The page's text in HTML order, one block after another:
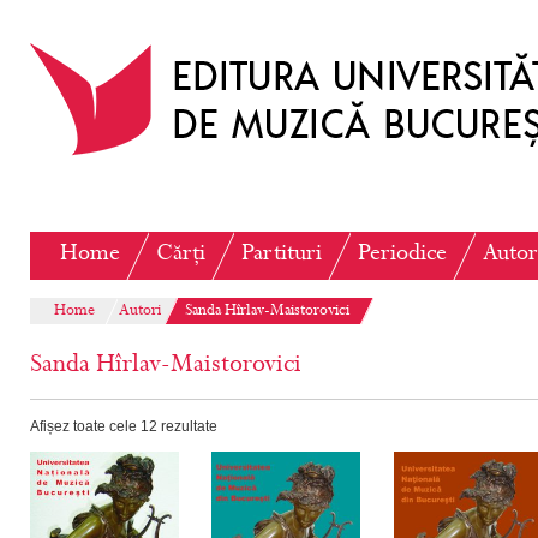
Home Cărți Partituri Periodice
Home Autori Sanda Hîrlav-Maistorovici
Sanda Hîrlav-Maistorovici
Afișez toate cele 12 rezultate